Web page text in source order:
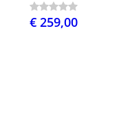
€ 259,00